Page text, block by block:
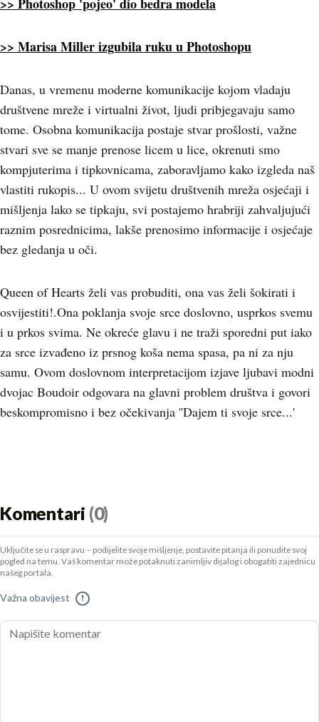
>> Marisa Miller izgubila ruku u Photoshopu
Danas, u vremenu moderne komunikacije kojom vladaju
društvene mreže i virtualni život, ljudi pribjegavaju samo
tome. Osobna komunikacija postaje stvar prošlosti, važne
stvari sve se manje prenose licem u lice, okrenuti smo
kompjuterima i tipkovnicama, zaboravljamo kako izgleda naš
vlastiti rukopis... U ovom svijetu društvenih mreža osjećaji i
mišljenja lako se tipkaju, svi postajemo hrabriji zahvaljujući
raznim posrednicima, lakše prenosimo informacije i osjećaje
bez gledanja u oči.
Queen of Hearts želi vas probuditi, ona vas želi šokirati i
osvijestiti!.Ona poklanja svoje srce doslovno, usprkos svemu
i u prkos svima. Ne okreće glavu i ne traži sporedni put iako
za srce izvađeno iz prsnog koša nema spasa, pa ni za nju
samu. Ovom doslovnom interpretacijom izjave ljubavi modni
dvojac Boudoir odgovara na glavni problem društva i govori
beskompromisno i bez očekivanja ''Dajem ti svoje srce...'
Komentari (0)
Uključite se u raspravu – podijelite svoje mišljenje, postavite pitanja ili ponudite svoj
pogled na temu. Vaš komentar može potaknuti zanimljiv dijalog i obogatiti zajednicu
našeg portala.
Važna obavijest !